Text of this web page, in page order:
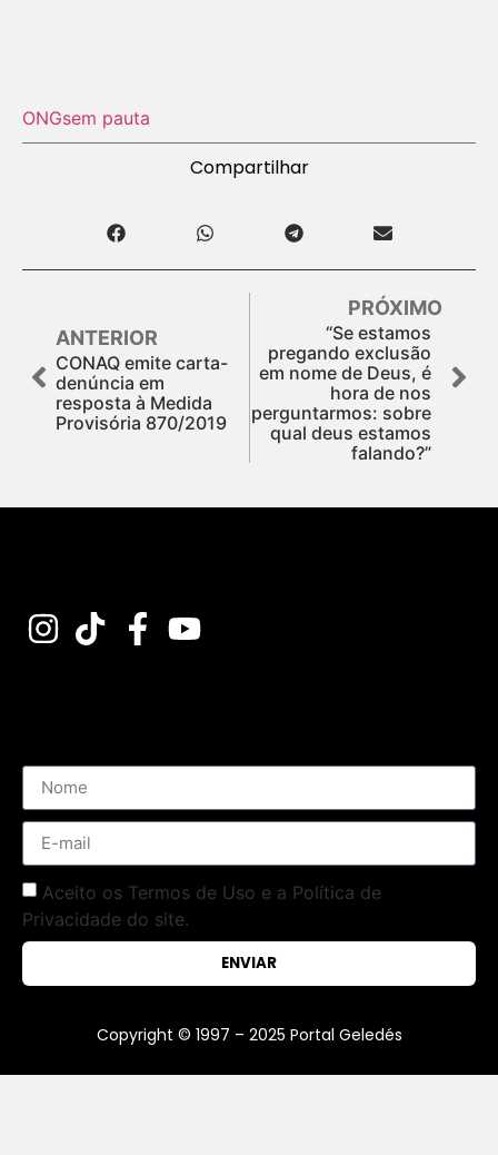
ONGsem pauta
Compartilhar
ANTERIOR
CONAQ emite carta-
denúncia em
resposta à Medida
Provisória 870/2019
PRÓXIMO
“Se estamos
pregando exclusão
em nome de Deus, é
hora de nos
perguntarmos: sobre
qual deus estamos
falando?”
Aceito os Termos de Uso e a Política de
Privacidade do site.
ENVIAR
Copyright © 1997 – 2025 Portal Geledés